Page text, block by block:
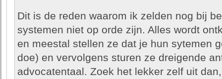
Dit is de reden waarom ik zelden nog bij
systemen niet op orde zijn. Alles wordt
en meestal stellen ze dat je hun sytemen
doe) en vervolgens sturen ze dreigende
advocatentaal. Zoek het lekker zelf uit